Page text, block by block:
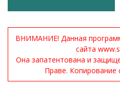
ВНИМАНИЕ! Данная
сайта
Она запатентована и
Праве. Копирование